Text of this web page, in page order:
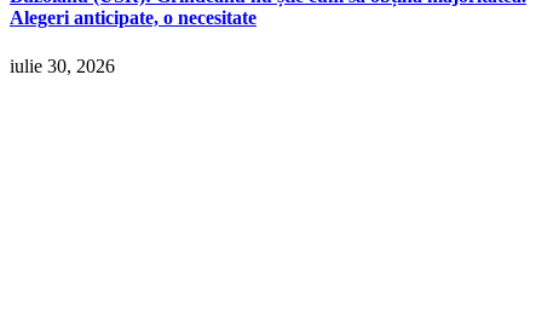
Alegeri anticipate, o necesitate
iulie 30, 2026